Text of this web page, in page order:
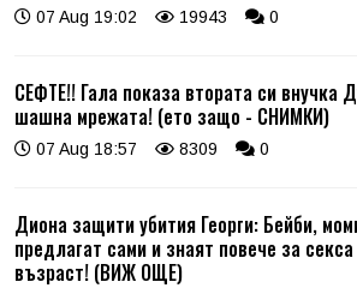
07 Aug 19:02 19943 0
СЕФТЕ!! Гала показа втората си внучка
шашна мрежата! (ето защо - СНИМКИ)
07 Aug 18:57 8309 0
Диона защити убития Георги: Бейби,
предлагат сами и знаят повече за
възраст! (ВИЖ ОЩЕ)